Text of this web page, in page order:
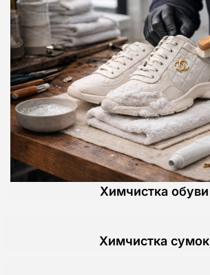
Химчистка обуви
Химчистка сумок